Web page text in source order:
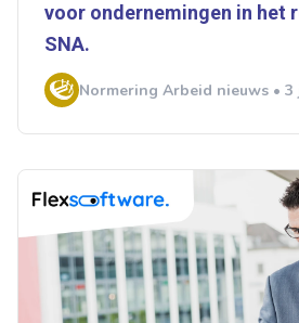
voor ondernemingen in het
SNA.
Normering Arbeid nieuws • 3